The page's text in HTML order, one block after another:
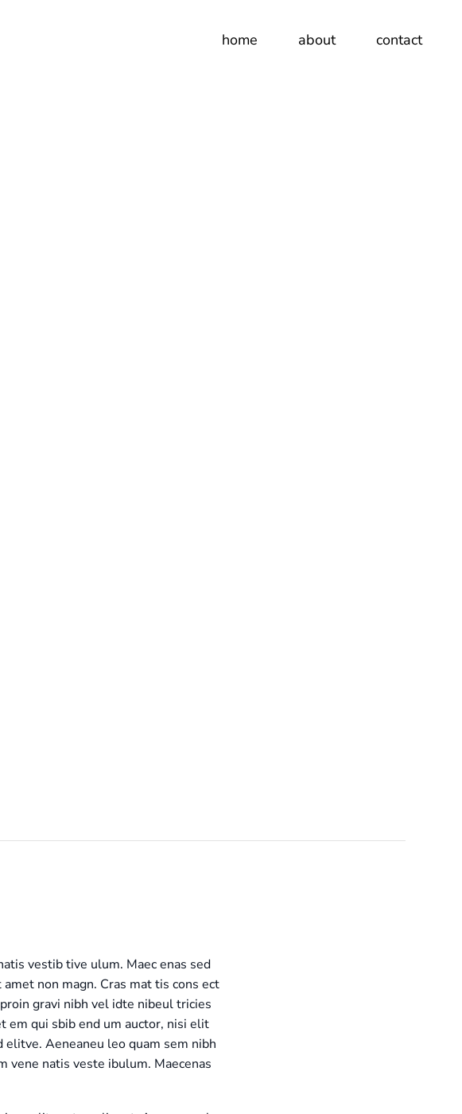
home about contact
vestib tive ulum. Maec enas sed
non magn. Cras mat tis cons ect
gravi nibh vel idte nibeul tricies
qui sbib end um auctor, nisi elit
Aeneaneu leo quam sem nibh
vene natis veste ibulum. Maecenas